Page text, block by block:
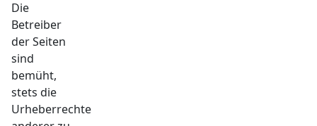
Die
Betreiber
der Seiten
sind
bemüht,
stets die
Urheberrechte